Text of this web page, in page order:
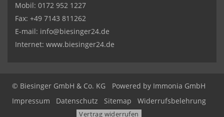
Mobil: 0172 952 1227
Fax: +49 7143 811262
E-mail: info@biesinger24.de
Internet: www.biesinger24.de
© Biesinger GmbH & Co. KG Powered by Immonia GmbH
Impressum
Datenschutz Sitemap Widerrufsbelehrung
Vertrag widerrufen